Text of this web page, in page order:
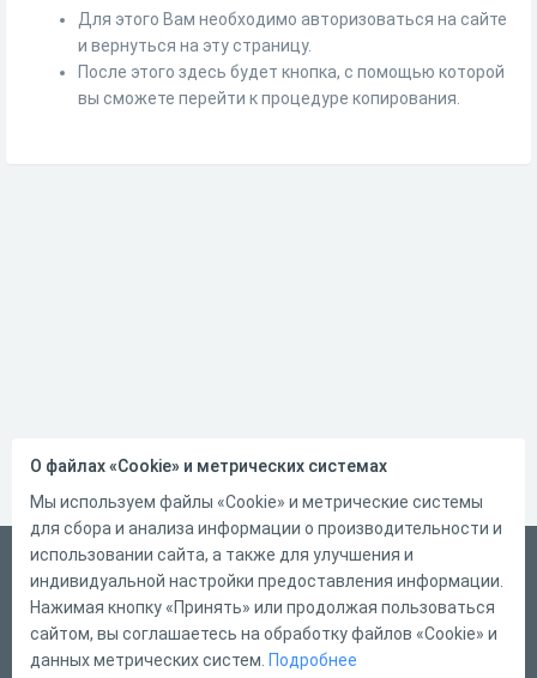
Для этого Вам необходимо авторизоваться на сайте
и вернуться на эту страницу.
После этого здесь будет кнопка, с помощью которой
вы сможете перейти к процедуре копирования.
Русский
Справка
Форма обратной связи
О файлах «Cookie» и метрических системах
Мы используем файлы «Cookie» и метрические системы
для сбора и анализа информации о производительности и
использовании сайта, а также для улучшения и
индивидуальной настройки предоставления информации.
Нажимая кнопку «Принять» или продолжая пользоваться
сайтом, вы соглашаетесь на обработку файлов «Cookie» и
данных метрических систем. Подробнее